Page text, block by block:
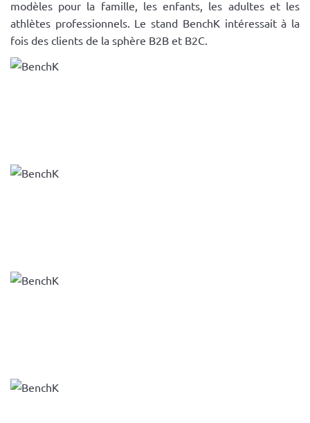
modèles pour la famille, les enfants, les adultes et les
athlètes professionnels. Le stand BenchK intéressait à la
fois des clients de la sphère B2B et B2C.